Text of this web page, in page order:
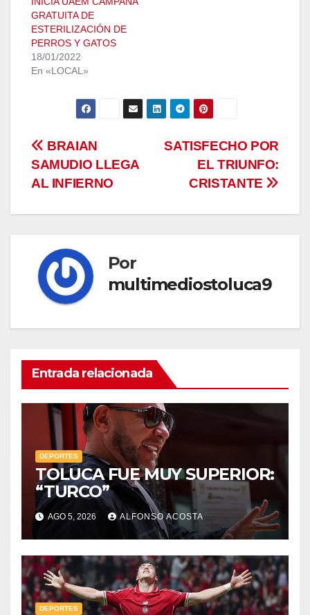
GRATUITA DE
ESTERILIZACIÓN DE
PERROS Y GATOS
18/01/2022
En «LOCAL»
Navegación
de
entradas
SATISFECHO POR
EL TRIUNFO:
CRISTANTE
BRAIAN
SAMUDIO LLEGA
AL INFIERNO
Por
multimediostoluca9
Entrada relacionada
DEPORTES
TOLUCA FUE MUY SUPERIOR:
“TURCO”
AGO 5, 2026 ALFONSO ACOSTA
DEPORTES